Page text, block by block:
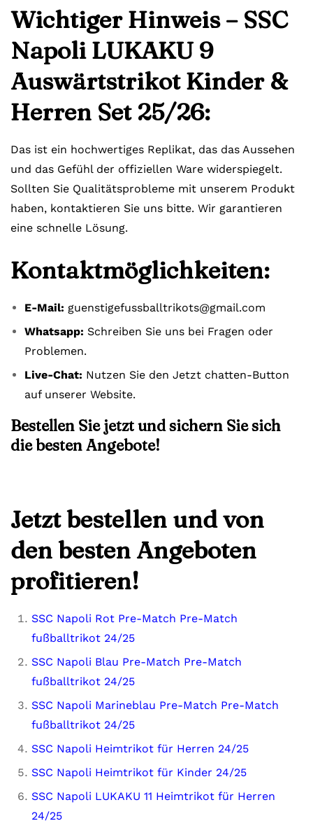
Wichtiger Hinweis – SSC
Napoli LUKAKU 9
Auswärtstrikot Kinder &
Herren Set 25/26:
Das ist ein hochwertiges Replikat, das das Aussehen
und das Gefühl der offiziellen Ware widerspiegelt.
Sollten Sie Qualitätsprobleme mit unserem Produkt
haben, kontaktieren Sie uns bitte. Wir garantieren
eine schnelle Lösung.
Kontaktmöglichkeiten:
E-Mail: guenstigefussballtrikots@gmail.com
Whatsapp: Schreiben Sie uns bei Fragen oder
Problemen.
Live-Chat: Nutzen Sie den Jetzt chatten-Button
auf unserer Website.
Bestellen Sie jetzt und sichern Sie sich
die besten Angebote!
Jetzt bestellen und von
den besten Angeboten
profitieren!
SSC Napoli Rot Pre-Match Pre-Match
fußballtrikot 24/25
SSC Napoli Blau Pre-Match Pre-Match
fußballtrikot 24/25
SSC Napoli Marineblau Pre-Match Pre-Match
fußballtrikot 24/25
SSC Napoli Heimtrikot für Herren 24/25
SSC Napoli Heimtrikot für Kinder 24/25
SSC Napoli LUKAKU 11 Heimtrikot für Herren
24/25